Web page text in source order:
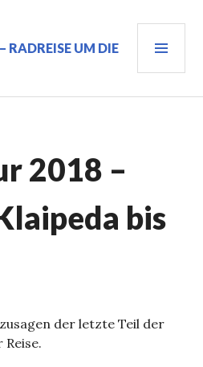
RADREISE UM DIE
2018 –
bis
der letzte Teil der